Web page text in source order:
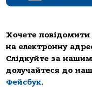
Хочете
на електронну
Слідкуйте за
долучайтеся до
Фейсбук.